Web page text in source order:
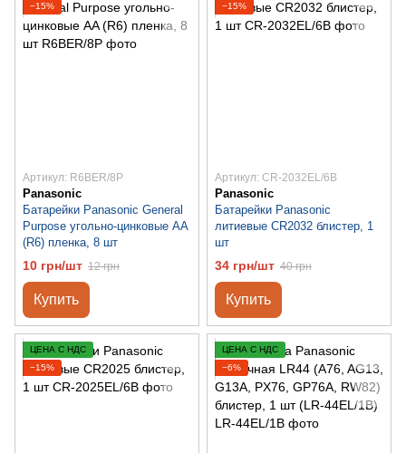
−15%
Артикул: R6BER/8P
Panasonic
Батарейки Panasonic General
Purpose угольно-цинковые AA
(R6) пленка, 8 шт
10 грн/шт 12 грн
Купить
−15%
Артикул: CR-2032EL/6B
Panasonic
Батарейки Panasonic
литиевые CR2032 блистер, 1
шт
34 грн/шт 40 грн
Купить
ЦЕНА С НДС
−15%
ЦЕНА С НДС
−6%